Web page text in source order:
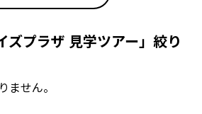
ズプラザ 見学ツアー」絞り
ません。